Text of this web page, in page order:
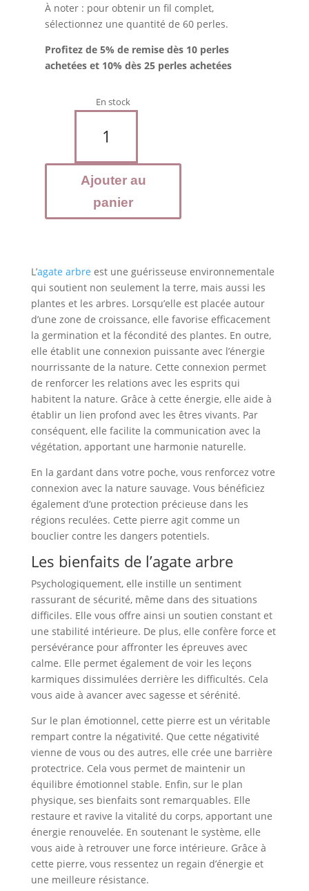
À noter : pour obtenir un fil complet,
sélectionnez une quantité de 60 perles.
Profitez de 5% de remise dès 10 perles
achetées et 10% dès 25 perles achetées
En stock
Arbre
Perles
Ajouter au
panier
L’agate arbre est une guérisseuse environnementale
qui soutient non seulement la terre, mais aussi les
plantes et les arbres. Lorsqu’elle est placée autour
d’une zone de croissance, elle favorise efficacement
la germination et la fécondité des plantes. En outre,
elle établit une connexion puissante avec l’énergie
nourrissante de la nature. Cette connexion permet
de renforcer les relations avec les esprits qui
habitent la nature. Grâce à cette énergie, elle aide à
établir un lien profond avec les êtres vivants. Par
conséquent, elle facilite la communication avec la
végétation, apportant une harmonie naturelle.
En la gardant dans votre poche, vous renforcez votre
connexion avec la nature sauvage. Vous bénéficiez
également d’une protection précieuse dans les
régions reculées. Cette pierre agit comme un
bouclier contre les dangers potentiels.
Les bienfaits de l’agate arbre
Psychologiquement, elle instille un sentiment
rassurant de sécurité, même dans des situations
difficiles. Elle vous offre ainsi un soutien constant et
une stabilité intérieure. De plus, elle confère force et
persévérance pour affronter les épreuves avec
calme. Elle permet également de voir les leçons
karmiques dissimulées derrière les difficultés. Cela
vous aide à avancer avec sagesse et sérénité.
Sur le plan émotionnel, cette pierre est un véritable
rempart contre la négativité. Que cette négativité
vienne de vous ou des autres, elle crée une barrière
protectrice. Cela vous permet de maintenir un
équilibre émotionnel stable. Enfin, sur le plan
physique, ses bienfaits sont remarquables. Elle
restaure et ravive la vitalité du corps, apportant une
énergie renouvelée. En soutenant le système, elle
vous aide à retrouver une force intérieure. Grâce à
cette pierre, vous ressentez un regain d’énergie et
une meilleure résistance.